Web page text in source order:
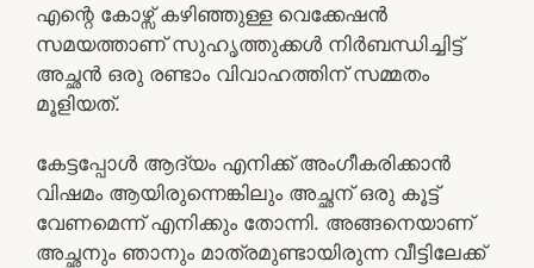
എന്റെ കോഴ്സ് കഴിഞ്ഞുള്ള വെക്കേഷൻ
സമയത്താണ് സുഹൃത്തുക്കൾ നിർബന്ധിച്ചിട്ട്
അച്ഛൻ ഒരു രണ്ടാം വിവാഹത്തിന് സമ്മതം
മൂളിയത്.
കേട്ടപ്പോൾ ആദ്യം എനിക്ക് അംഗീകരിക്കാൻ
വിഷമം ആയിരുന്നെങ്കിലും അച്ഛന് ഒരു കൂട്ട്
വേണമെന്ന് എനിക്കും തോന്നി. അങ്ങനെയാണ്
അച്ഛനും ഞാനും മാത്രമുണ്ടായിരുന്ന വീട്ടിലേക്ക്